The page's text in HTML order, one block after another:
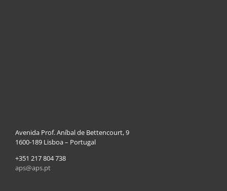
Avenida Prof. Aníbal de Bettencourt, 9
1600-189 Lisboa – Portugal
+351 217 804 738
aps@aps.pt